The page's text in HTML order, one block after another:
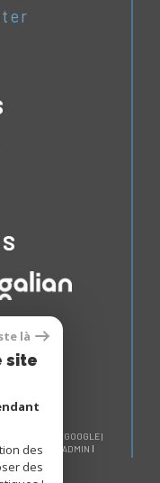
POWERED BY GOOGLE |
LÉGALES
ADMIN
COOKIES
là
site
des
des